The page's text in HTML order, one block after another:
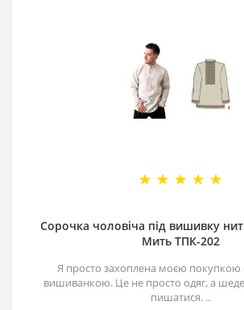
Сорочка чоловіча під вишивку
Мить ТПК-202
Я просто захоплена моєю покупкою
вишиванкою. Це не просто одяг, а
пишатися. ..